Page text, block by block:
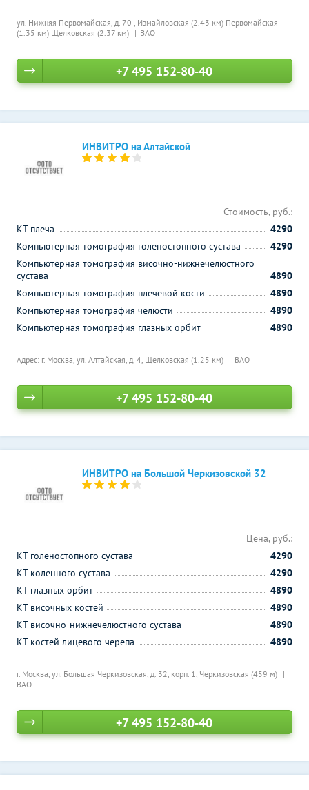
ул. Нижняя Первомайская, д. 70 , Измайловская (2.43 км) Первомайская
(1.35 км) Щелковская (2.37 км) ВАО
+7 495 152-80-40
ИНВИТРО на Алтайской
Адрес: г. Москва, ул. Алтайская, д. 4, Щелковская (1.25 км) ВАО
Стоимость, руб.:
КТ плеча
4290
Компьютерная томография голеностопного сустава
4290
Компьютерная томография височно-нижнечелюстного
сустава
4890
Компьютерная томография плечевой кости
4890
Компьютерная томография челюсти
4890
Компьютерная томография глазных орбит
4890
+7 495 152-80-40
ИНВИТРО на Большой Черкизовской 32
г. Москва, ул. Большая Черкизовская, д. 32, корп. 1, Черкизовская (459 м)
ВАО
Цена, руб.:
КТ голеностопного сустава
4290
КТ коленного сустава
4290
КТ глазных орбит
4890
КТ височных костей
4890
КТ височно-нижнечелюстного сустава
4890
КТ костей лицевого черепа
4890
+7 495 152-80-40